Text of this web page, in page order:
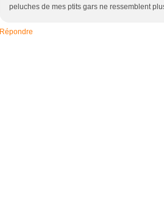
peluches de mes ptits gars ne ressemblent
Répondre